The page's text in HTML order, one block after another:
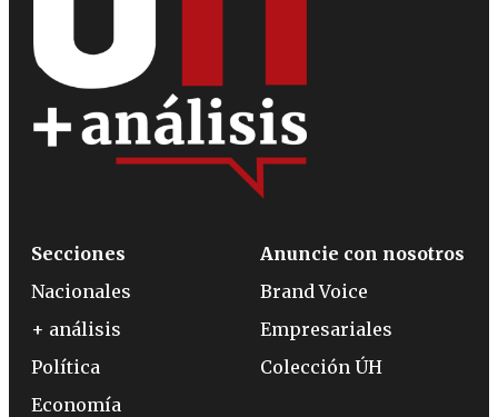
Secciones
Nacionales
+ análisis
Política
Economía
Anuncie con nosotros
Brand Voice
Empresariales
Colección ÚH